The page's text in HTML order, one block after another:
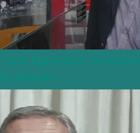
una hipótesis
alemán
representando la habilidad,
italiana. Esta es la
en su segunda vuelta
800.000 millas
40 vueltas por el Ecuador.
visitado en los siguientes